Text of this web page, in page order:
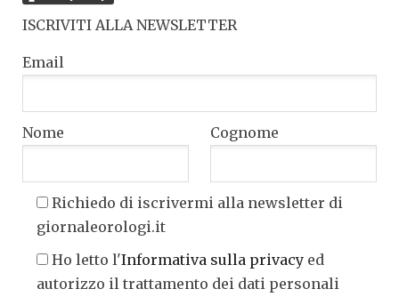
ISCRIVITI ALLA NEWSLETTER
Email
Nome Cognome
Richiedo di iscrivermi alla newsletter di
giornaleorologi.it
Ho letto l'Informativa sulla privacy ed
autorizzo il trattamento dei dati personali